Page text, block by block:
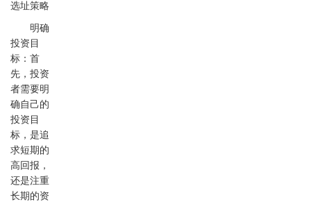
选址策略
明确
投资目
标：首
先，投资
者需要明
确自己的
投资目
标，是追
求短期的
高回报，
还是注重
长期的资